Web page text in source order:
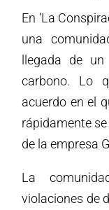
En ‘La
una
llegada de
carbono. Lo
acuerdo en el
rápidamente
de la empresa
La
violaciones de